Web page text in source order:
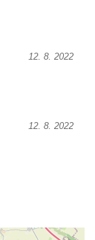
12. 8. 2022
12. 8. 2022